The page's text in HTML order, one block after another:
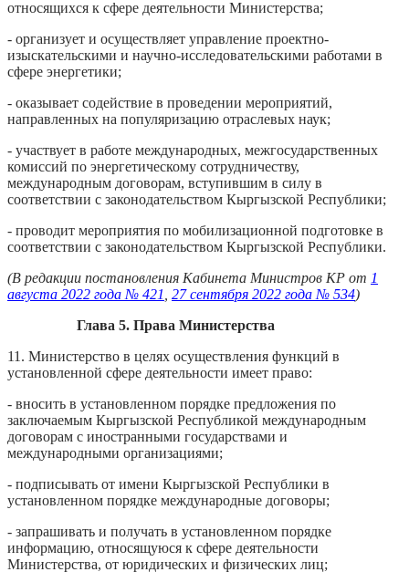
относящихся к сфере деятельности Министерства;
- организует и осуществляет управление проектно-
изыскательскими и научно-исследовательскими работами в
сфере энергетики;
- оказывает содействие в проведении мероприятий,
направленных на популяризацию отраслевых наук;
- участвует в работе международных, межгосударственных
комиссий по энергетическому сотрудничеству,
международным договорам, вступившим в силу в
соответствии с законодательством Кыргызской Республики;
- проводит мероприятия по мобилизационной подготовке в
соответствии с законодательством Кыргызской Республики.
(В редакции постановления Кабинета Министров КР от 1
августа 2022 года № 421 27 сентября 2022 года № 534)
Глава 5. Права Министерства
11. Министерство в целях осуществления функций в
установленной сфере деятельности имеет право:
- вносить в установленном порядке предложения по
заключаемым Кыргызской Республикой международным
договорам с иностранными государствами и
международными организациями;
- подписывать от имени Кыргызской Республики в
установленном порядке международные договоры;
- запрашивать и получать в установленном порядке
информацию, относящуюся к сфере деятельности
Министерства, от юридических и физических лиц;